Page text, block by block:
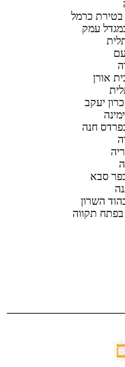
בטירת כרמל
עמק
אורן
יעקב
חנה
סבא
השרון
בפתח תקווה